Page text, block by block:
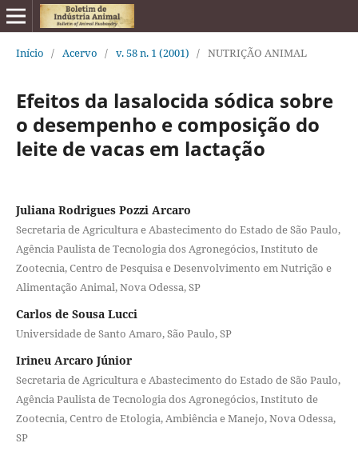
Início / Acervo / v. 58 n. 1 (2001) / NUTRIÇÃO ANIMAL
Efeitos da lasalocida sódica sobre
o desempenho e composição do
leite de vacas em lactação
Juliana Rodrigues Pozzi Arcaro
Secretaria de Agricultura e Abastecimento do Estado de São Paulo,
Agência Paulista de Tecnologia dos Agronegócios, Instituto de
Zootecnia, Centro de Pesquisa e Desenvolvimento em Nutrição e
Alimentação Animal, Nova Odessa, SP
Carlos de Sousa Lucci
Universidade de Santo Amaro, São Paulo, SP
Irineu Arcaro Júnior
Secretaria de Agricultura e Abastecimento do Estado de São Paulo,
Agência Paulista de Tecnologia dos Agronegócios, Instituto de
Zootecnia, Centro de Etologia, Ambiência e Manejo, Nova Odessa,
SP